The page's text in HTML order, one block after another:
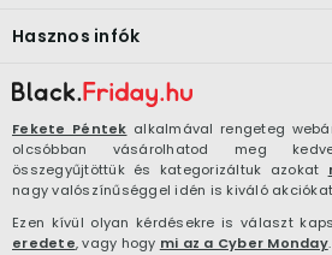
Fekete Péntek alkalmával rengeteg
olcsóbban vásárolhatod meg
összegyűjtöttük és kategorizáltuk azokat
nagy valószínűséggel idén is kiváló
Ezen kívül olyan kérdésekre is választ
eredete, vagy hogy mi az a Cyber Monday.
Hasznos infók